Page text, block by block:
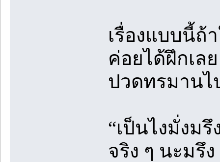
เรื่องแบบนี้ถ้
ค่อยได้ฝึกเล
ปวดทรมานไ
“เป็นไงมั่งม
จริง ๆ นะมรึง